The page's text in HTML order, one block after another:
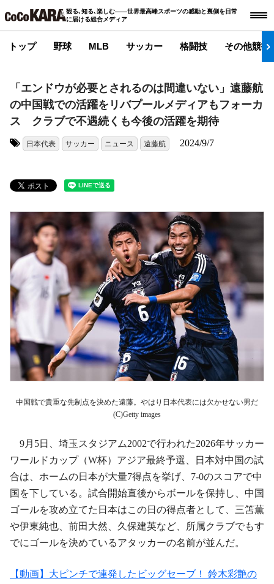
観る､知る､楽しむ――世界最高峰スポーツの感動と裏側を日常
に届ける総合メディア
トップ 野球 MLB サッカー 格闘技 その他競技
「エンドウが必要とされるのは間違いない」遠藤航
の中国戦での活躍をリバプールメディアもフォーカ
ス クラブで不遇続くも今後の活躍を期待
日本代表 サッカー ニュース 遠藤航 2024/9/7
中国戦で貴重な先制点を決めた遠藤。やはり日本代表には欠かせない男だ
(C)Getty images
9月5日、埼玉スタジアム2002で行われた2026年サッカー
ワールドカップ（W杯）アジア最終予選、日本対中国の試
合は、ホームの日本が大量7得点を挙げ、7-0のスコアで中
国を下している。試合開始直後からボールを保持し、中国
ゴールを攻め立てた日本はこの日の得点者として、三笘薫
や伊東純也、前田大然、久保建英など、所属クラブでもす
でにゴールを決めているアタッカーの名前が並んだ。
【動画】大ピンチで連発したビッグセーブ！ 鈴木彩艶の